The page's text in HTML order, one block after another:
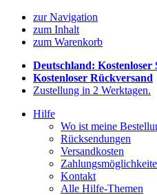
zur Navigation
zum Inhalt
zum Warenkorb
Deutschland: Kostenloser
Kostenloser Rückversand
Zustellung in 2 Werktagen.
Hilfe
Wo ist meine
Rücksendungen
Versandkosten
Kontakt
Alle Hilfe-Themen